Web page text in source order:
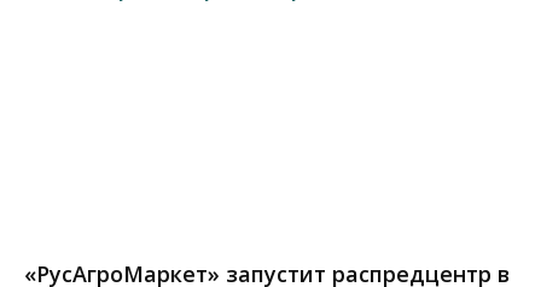
«РусАгроМаркет» запустит распредцентр в